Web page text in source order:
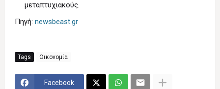
μεταπτυχιακούς.
Πηγή: newsbeast.gr
Tags Οικονομία
Facebook